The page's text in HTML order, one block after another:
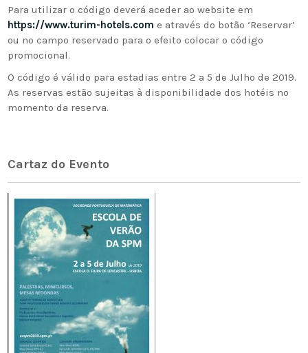
Para utilizar o código deverá aceder ao website em
https://www.turim-hotels.com e através do botão ‘Reservar’
ou no campo reservado para o efeito colocar o código
promocional.
O código é válido para estadias entre 2 a 5 de Julho de 2019.
As reservas estão sujeitas à disponibilidade dos hotéis no
momento da reserva.
Cartaz do Evento